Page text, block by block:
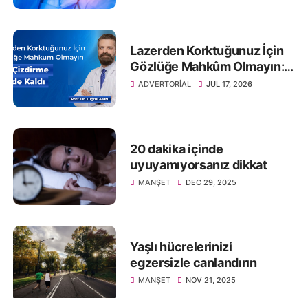
Lazerden Korktuğunuz İçin
Gözlüğe Mahkûm Olmayın:
Göz Çizdirme Eskide Kaldı
ADVERTORIAL JUL 17, 2026
20 dakika içinde
uyuyamıyorsanız dikkat
MANŞET DEC 29, 2025
Yaşlı hücrelerinizi
egzersizle canlandırın
MANŞET NOV 21, 2025